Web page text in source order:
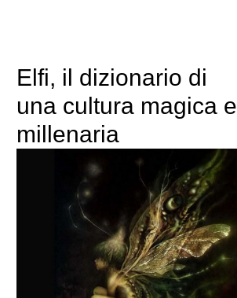
Elfi, il dizionario di
una cultura magica e
millenaria